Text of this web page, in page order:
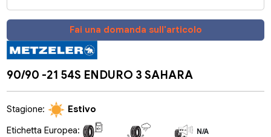
Fai una domanda sull'articolo
90/90 -21 54S ENDURO 3 SAHARA
Stagione:
Estivo
Etichetta Europea:
N/A